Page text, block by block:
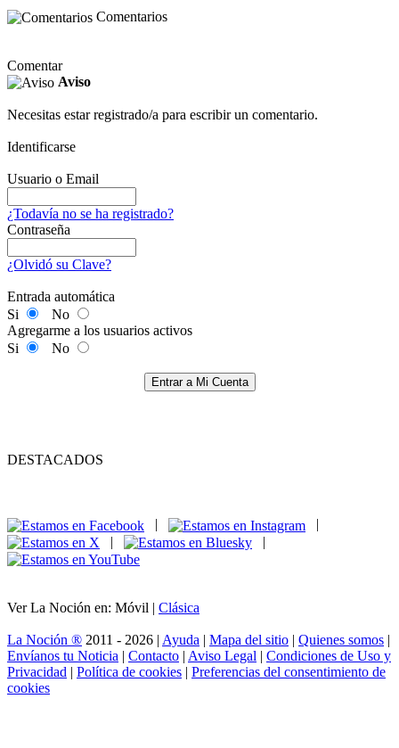
Comentarios
Comentar
Aviso
Necesitas estar registrado/a para escribir un comentario.
Identificarse
Usuario o Email
¿Todavía no se ha registrado?
Contraseña
¿Olvidó su Clave?
Entrada automática
Si
No
Agregarme a los usuarios activos
Si
No
Entrar a Mi Cuenta
DESTACADOS
|
|
Ver La Noción en: Móvil | Clásica
La Noción ® 2011 - 2026 | Ayuda | Mapa del sitio | Quienes somos |
Envíanos tu Noticia | Contacto | Aviso Legal | Condiciones de Uso y
Privacidad | Política de cookies | Preferencias del consentimiento de
cookies